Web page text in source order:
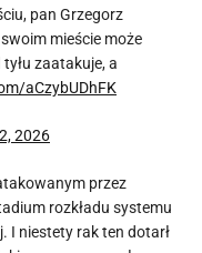
pan Grzegorz
mieście może
zaatakuje, a
aCzybUDhFK
2026
przez
rozkładu systemu
I niestety rak ten dotarł